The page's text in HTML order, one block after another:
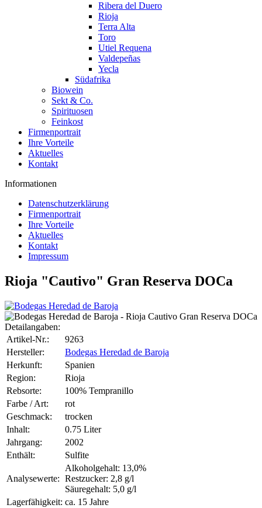
Ribera del Duero
Rioja
Terra Alta
Toro
Utiel Requena
Valdepeñas
Yecla
Südafrika
Biowein
Sekt & Co.
Spirituosen
Feinkost
Firmenportrait
Ihre Vorteile
Aktuelles
Kontakt
Informationen
Datenschutzerklärung
Firmenportrait
Ihre Vorteile
Aktuelles
Kontakt
Impressum
Rioja "Cautivo" Gran Reserva DOCa
Detailangaben:
Artikel-Nr.:
9263
Hersteller:
Bodegas Heredad de Baroja
Herkunft:
Spanien
Region:
Rioja
Rebsorte:
100% Tempranillo
Farbe / Art:
rot
Geschmack:
trocken
Inhalt:
0.75 Liter
Jahrgang:
2002
Enthält:
Sulfite
Analysewerte:
Alkoholgehalt: 13,0%
Restzucker: 2,8 g/l
Säuregehalt: 5,0 g/l
Lagerfähigkeit: ca. 15 Jahre